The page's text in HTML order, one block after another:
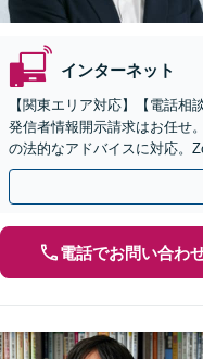
インターネット
【関東エリア対応】【電話相
発信者情報開示請求はお任せ
の法的なアドバイスに対応。
らのご相談にも対応【平日夜
電話でお問い合わ